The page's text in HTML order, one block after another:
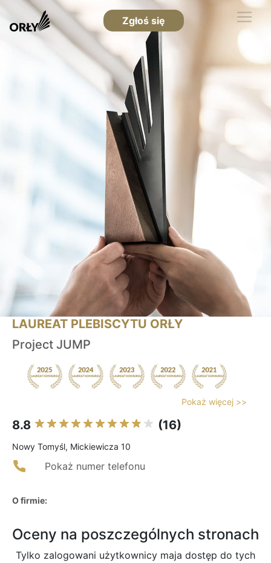
Zgłoś się
LAUREAT PLEBISCYTU ORŁY
Project JUMP
Pokaż więcej >>
8.8 (16)
Nowy Tomyśl, Mickiewicza 10
Pokaż numer telefonu
O firmie:
Oceny na poszczególnych stronach
Tylko zalogowani użytkownicy maja dostęp do tych